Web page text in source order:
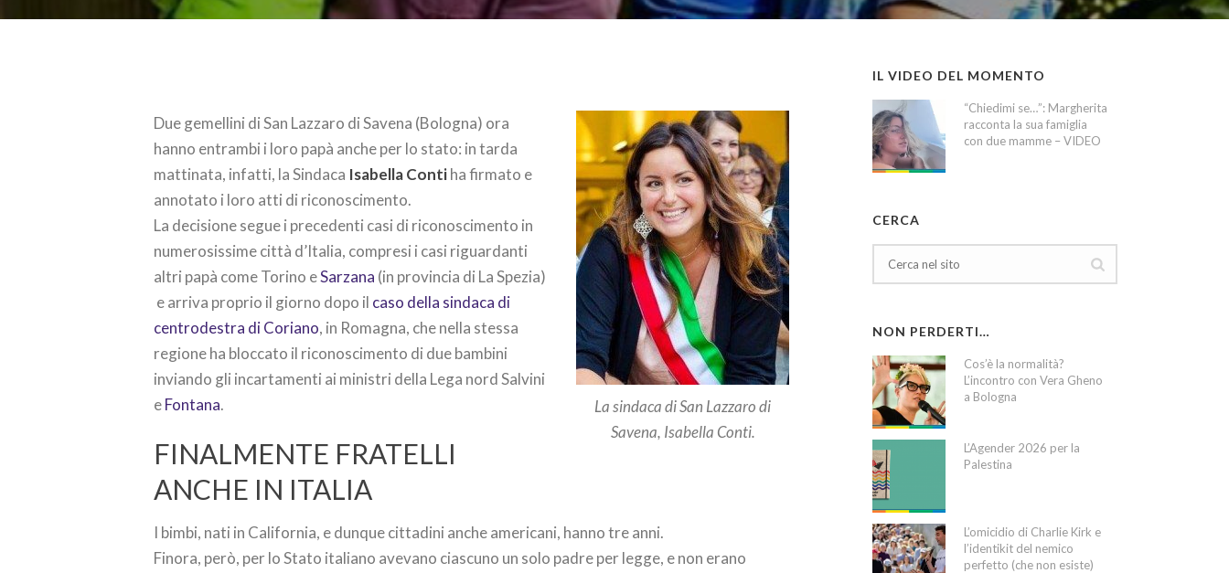
La sindaca di San Lazzaro di
Savena, Isabella Conti.
Due gemellini di San Lazzaro di Savena (Bologna) ora
hanno entrambi i loro papà anche per lo stato: in tarda
mattinata, infatti, la Sindaca Isabella Contiha firmato e
annotato i loro atti di riconoscimento.
La decisione segue i precedenti casi di riconoscimento in
numerosissime città d’Italia, compresi i casi riguardanti
altri papà come Torino eSarzana (in provincia di La Spezia)
e arriva proprio il giorno dopo il caso della sindaca di
centrodestra di Coriano, in Romagna, che nella stessa
regione ha bloccato il riconoscimento di due bambini
inviando gli incartamenti ai ministri della Lega nord Salvini
eFontana.
FINALMENTE FRATELLI
ANCHE IN ITALIA
I bimbi, nati in California, e dunque cittadini anche americani, hanno tre anni.
Finora, però, per lo Stato italiano avevano ciascuno un solo padre per legge, e non erano
IL VIDEO DEL MOMENTO
“Chiedimi se…”: Margherita
racconta la sua famiglia
con due mamme – VIDEO
CERCA
NON PERDERTI…
Cos’è la normalità?
L’incontro con Vera Gheno
a Bologna
L’Agender 2026 per la
Palestina
L’omicidio di Charlie Kirk e
l’identikit del nemico
perfetto (che non esiste)